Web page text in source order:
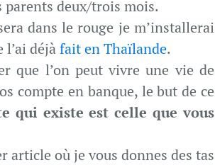
deux/trois mois.
dans le rouge je m’installerai
déjàfait en Thaïlande.
que l’on peut vivre une vie de
compte en banque, le but de ce
qui existe est celle que vous
article où je vous donnes des tas